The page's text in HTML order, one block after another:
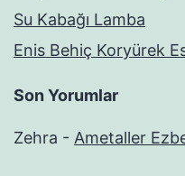
Su Kabağı Lamba
Enis Behiç Koryürek
Son Yorumlar
Zehra - Ametaller